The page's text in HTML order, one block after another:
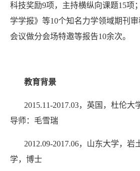
科技奖励9项，主持横纵向课题15项
学学报》等10个知名力学领域期刊
会议做分会场特邀等报告10余次。
教育背景
2015.11-2017.03，英国，杜伦大
导师：毛雪瑞
2012.09-2017.06，山东大学，岩
学，博士